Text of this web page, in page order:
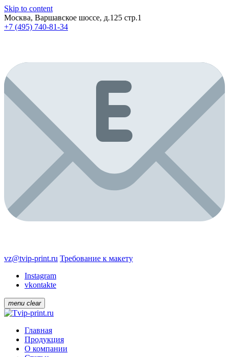
Skip to content
Москва, Варшавское шоссе, д.125 стр.1
+7 (495) 740-81-34
vz@tvip-print.ru Требование к макету
Instagram
vkontakte
menu clear
Главная
Продукция
О компании